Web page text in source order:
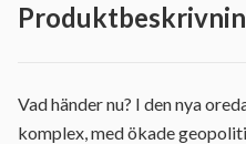
Vad händer nu? I den nya
komplex, med ökade